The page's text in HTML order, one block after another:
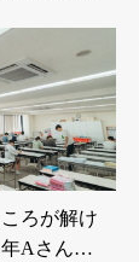
ろが解け
Aさん…